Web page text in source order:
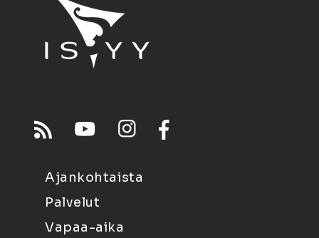
Ajankohtaista
Palvelut
Vapaa-aika